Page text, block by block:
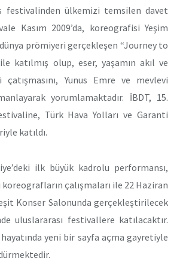
festivalinden ülkemizi temsilen davet
Kasım 2009’da, koreografisi Yeşim
prömiyeri gerçekleşen “Journey to
katılmış olup, eser, yaşamın akıl ve
çatışmasını, Yunus Emre ve mevlevi
yorumlamaktadır. İBDT, 15.
Türk Hava Yolları ve Garanti
katıldı.
ilk büyük kadrolu performansı,
koreografların çalışmaları ile 22 Haziran
Konser Salonunda gerçekleştirilecek
uluslararası festivallere katılacaktır.
yeni bir sayfa açma gayretiyle